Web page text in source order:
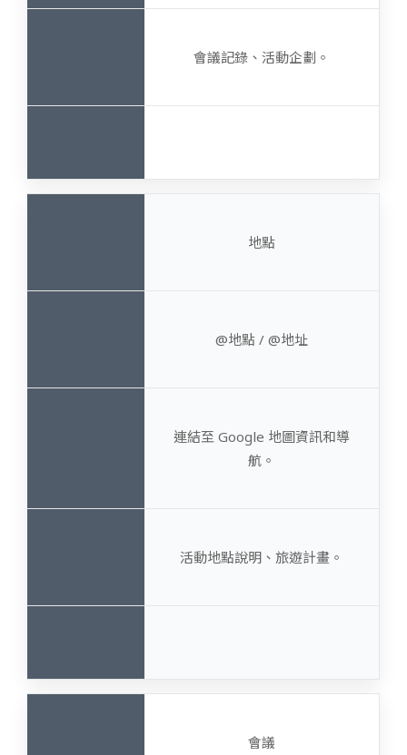
會議記錄、活動企劃。
地點
@地點 / @地址
連結至 Google 地圖資訊和導
航。
活動地點說明、旅遊計畫。
會議